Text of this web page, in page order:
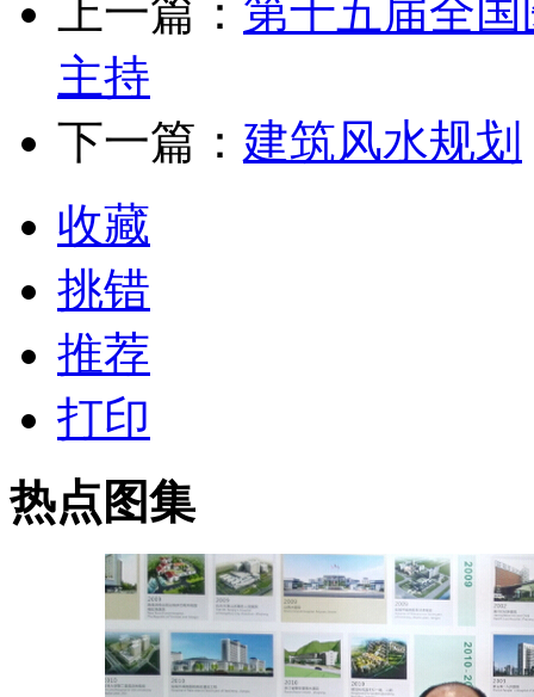
上一篇： 第十五届全
主持
下一篇： 建筑风水规划
收藏
挑错
推荐
打印
热点图集